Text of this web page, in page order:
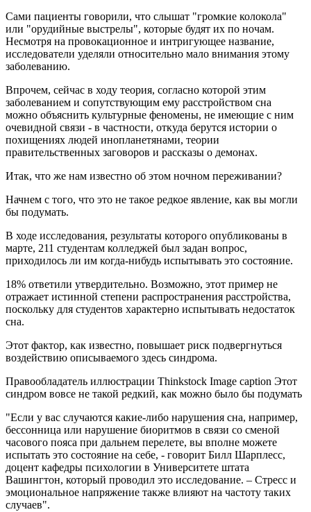
Сами пациенты говорили, что слышат "громкие колокола"
или "орудийные выстрелы", которые будят их по ночам.
Несмотря на провокационное и интригующее название,
исследователи уделяли относительно мало внимания этому
заболеванию.
Впрочем, сейчас в ходу теория, согласно которой этим
заболеванием и сопутствующим ему расстройством сна
можно объяснить культурные феномены, не имеющие с ним
очевидной связи - в частности, откуда берутся истории о
похищениях людей инопланетянами, теории
правительственных заговоров и рассказы о демонах.
Итак, что же нам известно об этом ночном переживании?
Начнем с того, что это не такое редкое явление, как вы могли
бы подумать.
В ходе исследования, результаты которого опубликованы в
марте, 211 студентам колледжей был задан вопрос,
приходилось ли им когда-нибудь испытывать это состояние.
18% ответили утвердительно. Возможно, этот пример не
отражает истинной степени распространения расстройства,
поскольку для студентов характерно испытывать недостаток
сна.
Этот фактор, как известно, повышает риск подвергнуться
воздействию описываемого здесь синдрома.
Правообладатель иллюстрации Thinkstock Image caption Этот
синдром вовсе не такой редкий, как можно было бы подумать
"Если у вас случаются какие-либо нарушения сна, например,
бессонница или нарушение биоритмов в связи со сменой
часового пояса при дальнем перелете, вы вполне можете
испытать это состояние на себе, - говорит Билл Шарплесс,
доцент кафедры психологии в Университете штата
Вашингтон, который проводил это исследование. – Стресс и
эмоциональное напряжение также влияют на частоту таких
случаев".